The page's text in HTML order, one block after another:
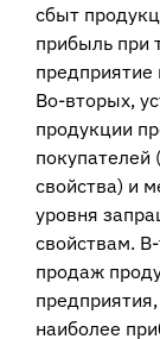
сбыт
прибыль при
предприятие
Во-вторых,
продукции
покупателей
свойства) и
уровня
свойствам.
продаж
наиболее